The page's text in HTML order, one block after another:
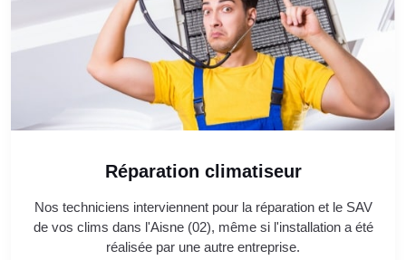
Réparation climatiseur
Nos techniciens interviennent pour la réparation et le SAV
de vos clims dans l'Aisne (02), même si l'installation a été
réalisée par une autre entreprise.